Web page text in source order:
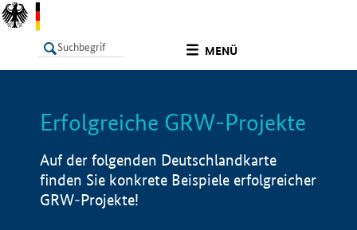
MENÜ
LISTE Info
Erfolgreiche GRW-Projekte
Auf der folgenden Deutschlandkarte
finden Sie konkrete Beispiele erfolgreicher
GRW-Projekte!